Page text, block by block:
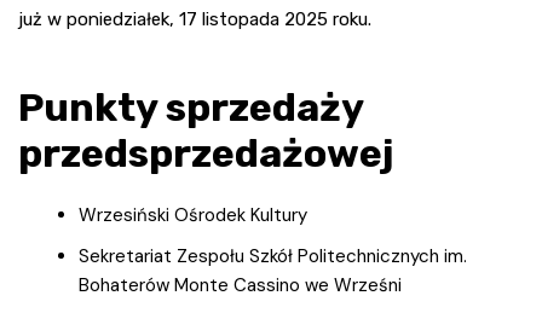
już w poniedziałek, 17 listopada 2025 roku.
Punkty sprzedaży
przedsprzedażowej
Wrzesiński Ośrodek Kultury
Sekretariat Zespołu Szkół Politechnicznych im.
Bohaterów Monte Cassino we Wrześni